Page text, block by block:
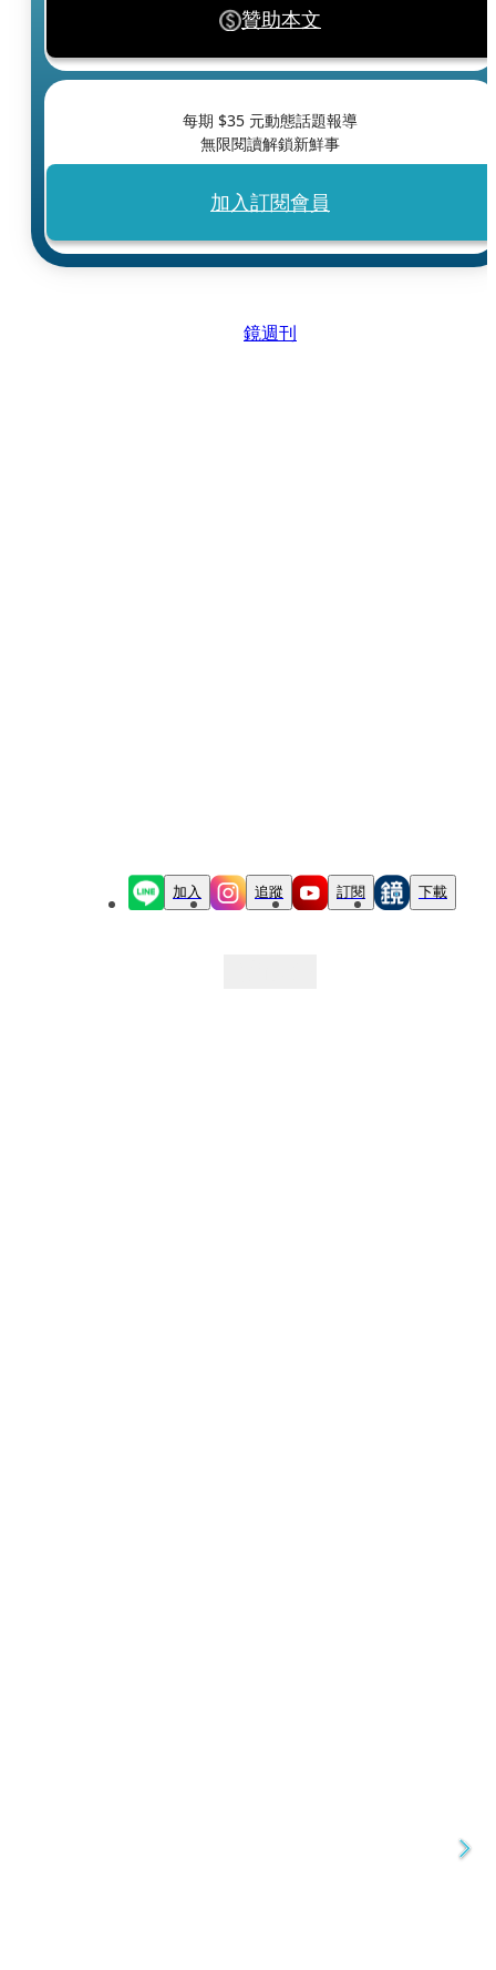
贊助本文
每期 $35 元動態話題報導
無限閱讀解鎖新鮮事
加入訂閱會員
鏡週刊
加入 追蹤 訂閱 下載